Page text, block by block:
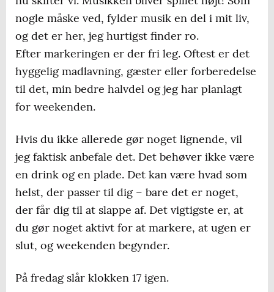
nogle måske ved, fylder musik en del i mit liv,
og det er her, jeg hurtigst finder ro.
Efter markeringen er der fri leg. Oftest er det
hyggelig madlavning, gæster eller forberedelse
til det, min bedre halvdel og jeg har planlagt
for weekenden.
Hvis du ikke allerede gør noget lignende, vil
jeg faktisk anbefale det. Det behøver ikke være
en drink og en plade. Det kan være hvad som
helst, der passer til dig – bare det er noget,
der får dig til at slappe af. Det vigtigste er, at
du gør noget aktivt for at markere, at ugen er
slut, og weekenden begynder.
På fredag slår klokken 17 igen.